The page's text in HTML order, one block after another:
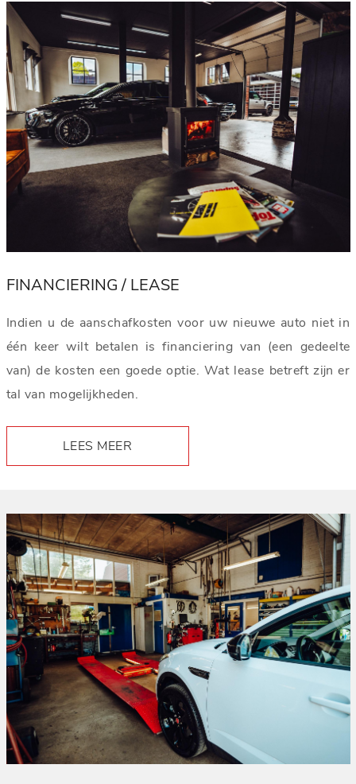
FINANCIERING / LEASE
Indien u de aanschafkosten voor uw nieuwe auto niet in
één keer wilt betalen is financiering van (een gedeelte
van) de kosten een goede optie. Wat lease betreft zijn er
tal van mogelijkheden.
LEES MEER